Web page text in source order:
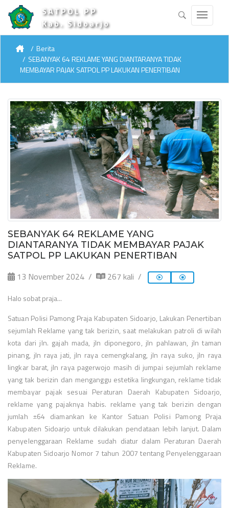
SATPOL PP
Kab. Sidoarjo
Berita
SEBANYAK 64 REKLAME YANG DIANTARANYA TIDAK
MEMBAYAR PAJAK SATPOL PP LAKUKAN PENERTIBAN
SEBANYAK 64 REKLAME YANG
DIANTARANYA TIDAK MEMBAYAR PAJAK
SATPOL PP LAKUKAN PENERTIBAN
13 November 2024 267 kali
Halo sobat praja...
Satuan Polisi Pamong Praja Kabupaten Sidoarjo, Lakukan Penertiban
sejumlah Reklame yang tak berizin, saat melakukan patroli di wilah
kota dari jln. gajah mada, jln diponegoro, jln pahlawan, jln taman
pinang, jln raya jati, jln raya cemengkalang, jln raya suko, jln raya
lingkar barat, jln raya pagerwojo masih di jumpai sejumlah reklame
yang tak berizin dan menganggu estetika lingkungan, reklame tidak
membayar pajak sesuai Peraturan Daerah Kabupaten Sidoarjo,
reklame yang pajaknya habis. reklame yang tak berizin dengan
jumlah ±64 diamankan ke Kantor Satuan Polisi Pamong Praja
Kabupaten Sidoarjo untuk dilakukan pendataan lebih lanjut. Dalam
penyelenggaraan Reklame sudah diatur dalam Peraturan Daerah
Kabupaten Sidoarjo Nomor 7 tahun 2007 tentang Penyelenggaraan
Reklame.